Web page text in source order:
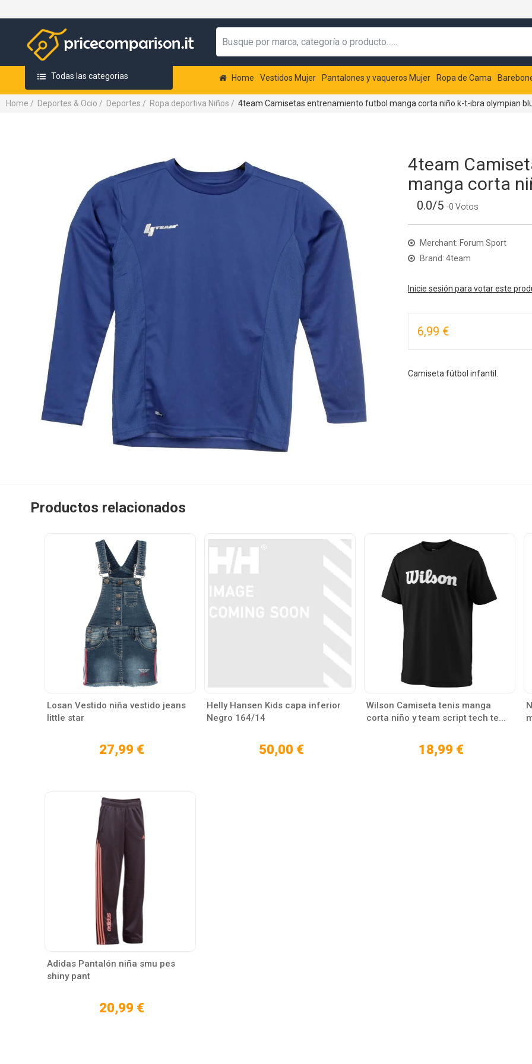
Todas las categorias Home Vestidos Mujer Pantalones y vaqueros Mujer Ropa de Cama
Home / Deportes & Ocio / Deportes / Ropa deportiva Niños / 4team Camisetas entrenamiento futbol manga corta niño k-t-ibra olympian
4team
manga corta
0.0/5 -0 Votos
Merchant: Forum Sport
Brand: 4team
Inicie sesión para votar este
6,99 €
Camiseta fútbol infantil.
Productos relacionados
Losan Vestido niña vestido jeans
little star
27,99 €
Helly Hansen Kids capa inferior
Negro 164/14
50,00 €
Wilson Camiseta tenis manga
corta niño y team script tech te...
18,99 €
Adidas Pantalón niña smu pes
shiny pant
20,99 €